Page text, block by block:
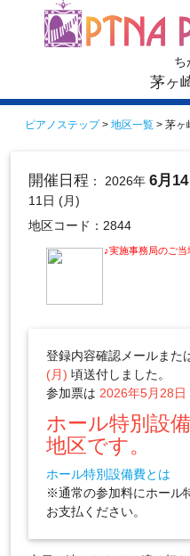
ち
茅ヶ
ピアノステップ> 地区一覧 > 茅ヶ
開催日程 ： 2026年 6月14
11日 (月)
地区コード：2844
♪実施事務局のご当
登録内容確認メールまた
(月) 頃送付しました。
参加票は 2026年5月28日
ホール特別設
地区です。
ホール特別設備費とは
※通常の参加料にホール
お支払ください。